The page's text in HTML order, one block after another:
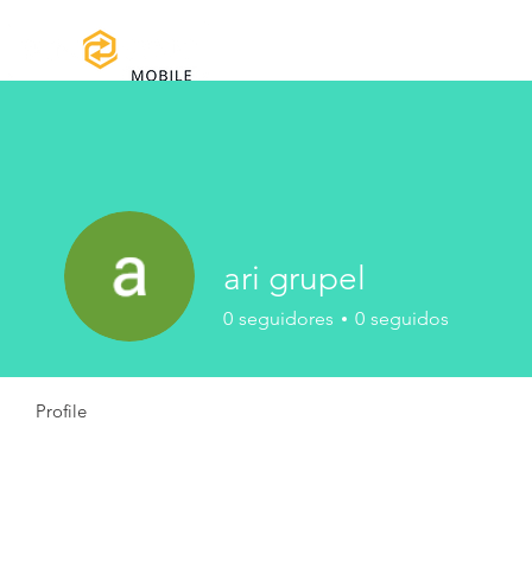
ari grupel
0 seguidores 0 seguidos
Profile